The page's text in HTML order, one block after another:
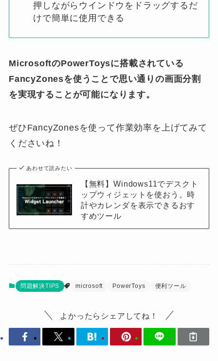
押しながらウインドウをドラッグするだ
けで簡単に使用できる
MicrosoftのPowerToysに搭載されている
FancyZonesを使うことで思い通りの画面分割
を実現することが可能になります。
ぜひFancyZonesを使って作業効率を上げてみて
くださいね！
あわせて読みたい
【無料】Windows11でデスクト
ップウィジェットを使おう。時
計やカレンダを表示できるおす
すめツール
問題解決TIPS microsoft PowerToys 便利ツール
よかったらシェアしてね！